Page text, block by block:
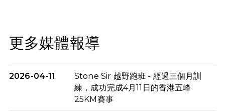
更多媒體報導
2026-04-11
Stone Sir 越野跑班 - 經過三個月訓
練，成功完成4月11日的香港五峰
25KM賽事